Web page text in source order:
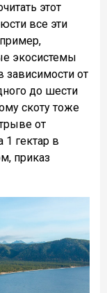
этот
все эти
экосистемы
зависимости от
до шести
скоту тоже
от
1 гектар в
приказ